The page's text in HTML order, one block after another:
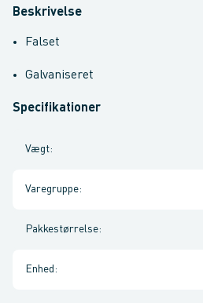
Beskrivelse
Falset
Galvaniseret
Specifikationer
Vægt:
Varegruppe:
Pakkestørrelse:
Enhed :